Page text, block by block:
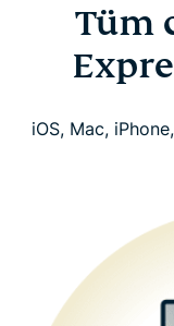
Tüm
iOS, Mac,